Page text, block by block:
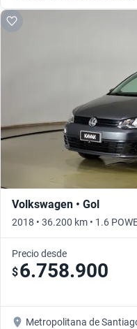
Volkswagen • Gol
2018 • 36.200 km • 1.6
Precio desde
$6.758.900
Metropolitana de